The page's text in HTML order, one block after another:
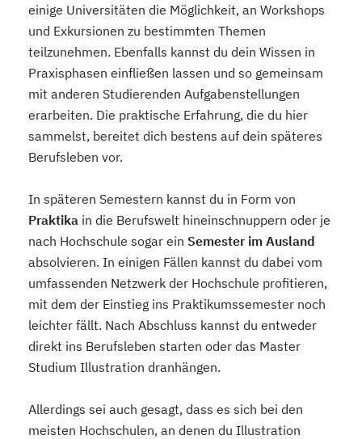
einige Universitäten die Möglichkeit, an Workshops
und Exkursionen zu bestimmten Themen
teilzunehmen. Ebenfalls kannst du dein Wissen in
Praxisphasen einfließen lassen und so gemeinsam
mit anderen Studierenden Aufgabenstellungen
erarbeiten. Die praktische Erfahrung, die du hier
sammelst, bereitet dich bestens auf dein späteres
Berufsleben vor.
In späteren Semestern kannst du in Form von
Praktika in die Berufswelt hineinschnuppern oder je
nach Hochschule sogar ein Semester im Ausland
absolvieren. In einigen Fällen kannst du dabei vom
umfassenden Netzwerk der Hochschule profitieren,
mit dem der Einstieg ins Praktikumssemester noch
leichter fällt. Nach Abschluss kannst du entweder
direkt ins Berufsleben starten oder das Master
Studium Illustration dranhängen.
Allerdings sei auch gesagt, dass es sich bei den
meisten Hochschulen, an denen du Illustration